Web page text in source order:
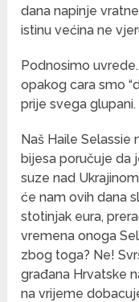
dana napinje
istinu većina ne
Podnosimo
opakog cara smo
prije svega glupani.
Naš Haile Selassie
bijesa poručuje da
suze nad
će nam ovih dana
stotinjak eura,
vremena onoga
zbog toga? Ne!
građana Hrvatske
na vrijeme